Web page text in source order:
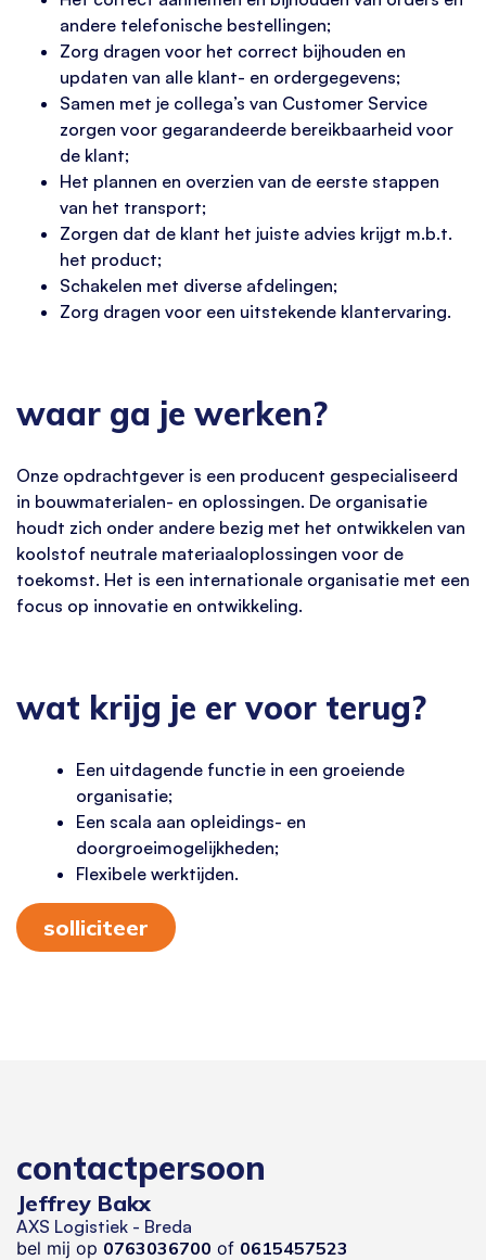
andere telefonische bestellingen;
Zorg dragen voor het correct bijhouden en
updaten van alle klant- en ordergegevens;
Samen met je collega’s van Customer Service
zorgen voor gegarandeerde bereikbaarheid voor
de klant;
Het plannen en overzien van de eerste stappen
van het transport;
Zorgen dat de klant het juiste advies krijgt m.b.t.
het product;
Schakelen met diverse afdelingen;
Zorg dragen voor een uitstekende klantervaring.
waar ga je werken?
Onze opdrachtgever is een producent gespecialiseerd
in bouwmaterialen- en oplossingen. De organisatie
houdt zich onder andere bezig met het ontwikkelen van
koolstof neutrale materiaaloplossingen voor de
toekomst. Het is een internationale organisatie met een
focus op innovatie en ontwikkeling.
wat krijg je er voor terug?
Een uitdagende functie in een groeiende
organisatie;
Een scala aan opleidings- en
doorgroeimogelijkheden;
Flexibele werktijden.
solliciteer
contactpersoon
Jeffrey Bakx
AXS Logistiek - Breda
bel mij op 0763036700 of 0615457523